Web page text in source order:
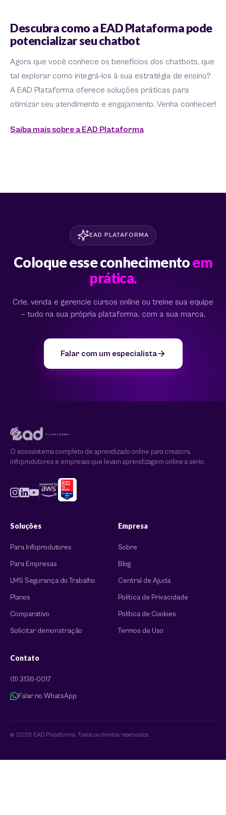
Descubra como a EAD Plataforma pode
potencializar seu chatbot
Agora que você conhece os benefícios dos chatbots, que
tal explorar como integrá-los à sua estratégia de ensino?
A EAD Plataforma oferece soluções práticas para
otimizar seu atendimento e engajamento. Venha conhecer!
Saiba mais sobre a EAD Plataforma
EAD PLATAFORMA
Coloque esse conhecimentoem
prática.
Crie, venda e gerencie cursos online ou treine sua equipe
— tudo na sua própria plataforma, com a sua marca.
Falar com um especialista
O ecossistema completo de aprendizado online para creators,
infoprodutores e empresas que levam aprendizagem online a sério.
Soluções
Para Infoprodutores
Para Empresas
LMS Segurança do Trabalho
Planos
Comparativo
Solicitar demonstração
Empresa
Sobre
Blog
Central de Ajuda
Política de Privacidade
Política de Cookies
Termos de Uso
Contato
(11) 3136-0017
Falar no WhatsApp
© 2026 EAD Plataforma. Todos os direitos reservados.